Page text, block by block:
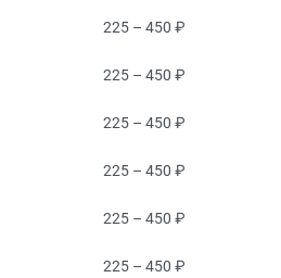
225 – 450 ₽
225 – 450 ₽
225 – 450 ₽
225 – 450 ₽
225 – 450 ₽
225 – 450 ₽